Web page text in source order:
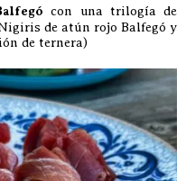
con una trilogía de
de atún rojo Balfegó y
de ternera)